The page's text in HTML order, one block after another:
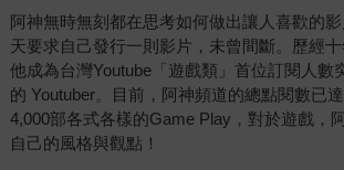
阿神無時無刻都在思考如何做出讓人喜歡的
天要求自己發行一則影片，未曾間斷。歷經
他成為台灣Youtube「遊戲類」首位訂閱人數
的 Youtuber。目前，阿神頻道的總點閱數已
4,000部各式各樣的Game Play，對於遊戲，
自己的風格與觀點！